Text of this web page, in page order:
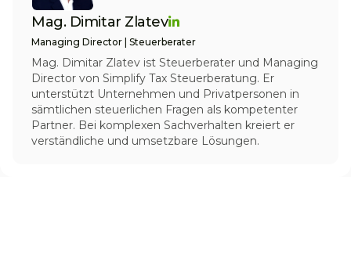
Mag. Dimitar Zlatev
Managing Director | Steuerberater
Mag. Dimitar Zlatev ist Steuerberater und Managing
Director von Simplify Tax Steuerberatung. Er
unterstützt Unternehmen und Privatpersonen in
sämtlichen steuerlichen Fragen als kompetenter
Partner. Bei komplexen Sachverhalten kreiert er
verständliche und umsetzbare Lösungen.